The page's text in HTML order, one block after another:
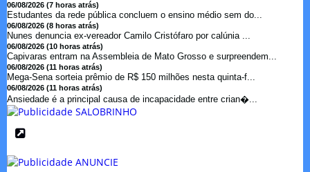
06/08/2026 (7 horas atrás)
Estudantes da rede pública concluem o ensino médio sem do...
06/08/2026 (8 horas atrás)
Nunes denuncia ex-vereador Camilo Cristófaro por calúnia ...
06/08/2026 (10 horas atrás)
Capivaras entram na Assembleia de Mato Grosso e surpreendem...
06/08/2026 (11 horas atrás)
Mega-Sena sorteia prêmio de R$ 150 milhões nesta quinta-f...
06/08/2026 (11 horas atrás)
Ansiedade é a principal causa de incapacidade entre crian�...